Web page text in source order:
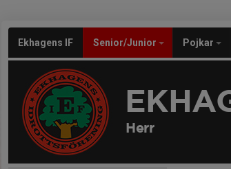
Ekhagens IF Senior/Junior Pojkar
Herr